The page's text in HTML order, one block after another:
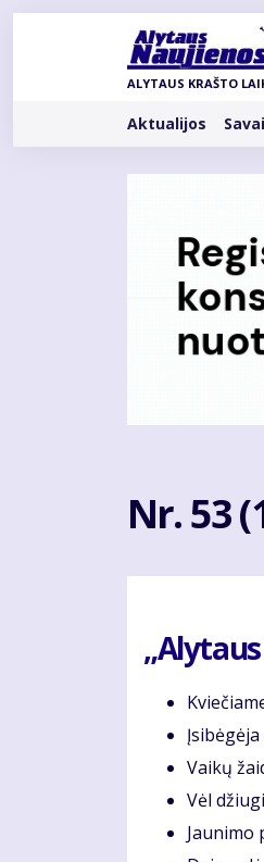
Pereiti
ALYTAUS KRAŠTO
Rubrikos
Aktualijos
Nr. 53
Vai­kų
Vėl
Jau­ni­mo